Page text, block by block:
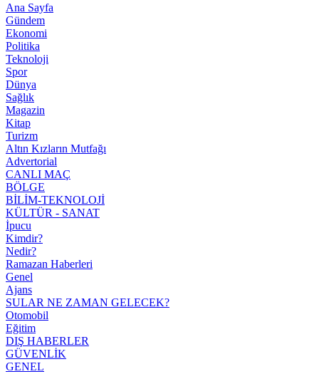
Ana Sayfa
Gündem
Ekonomi
Politika
Teknoloji
Spor
Dünya
Sağlık
Magazin
Kitap
Turizm
Altın Kızların Mutfağı
Advertorial
CANLI MAÇ
BÖLGE
BİLİM-TEKNOLOJİ
KÜLTÜR - SANAT
İpucu
Kimdir?
Nedir?
Ramazan Haberleri
Genel
Ajans
SULAR NE ZAMAN GELECEK?
Otomobil
Eğitim
DIŞ HABERLER
GÜVENLİK
GENEL